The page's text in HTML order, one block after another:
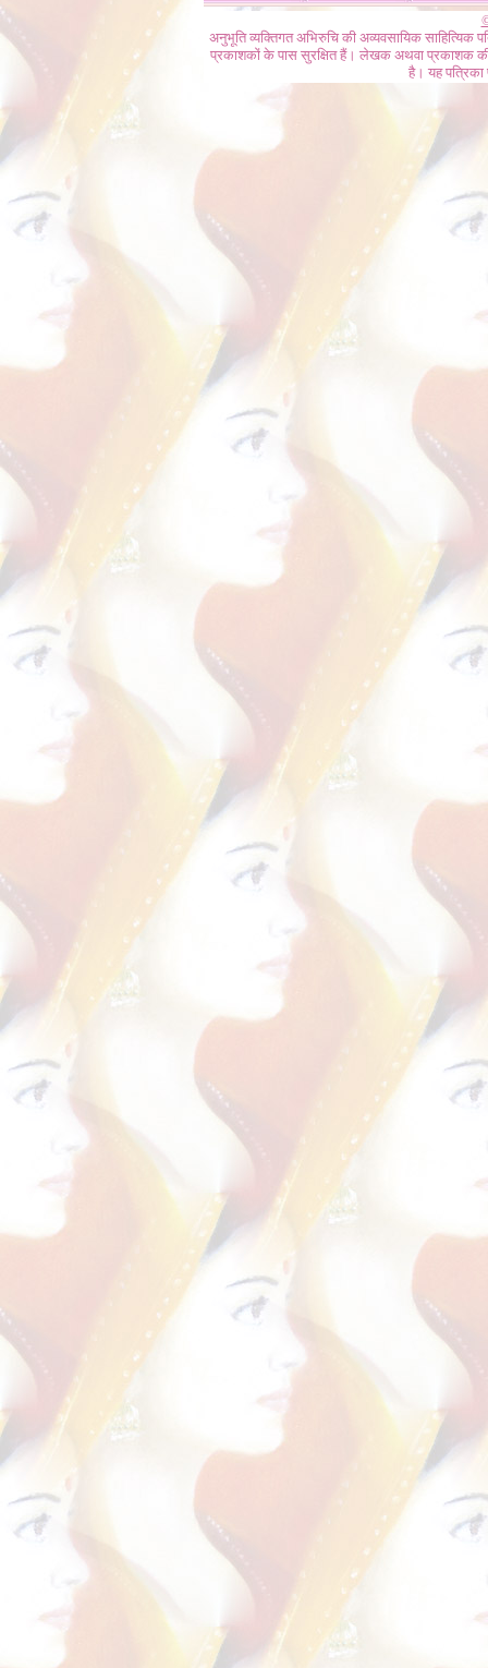
अनुभूति व्यक्तिगत अभिरुचि की अव्यवसायिक
प्रकाशकों के पास सुरक्षित हैं। लेखक अथवा प्रकाशक की
है। यह पत्रिका